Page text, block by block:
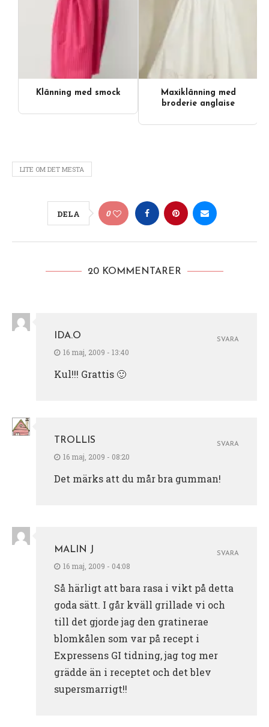
Videoinnehåll
Klänning med smock
Maxiklänning med
broderie anglaise
LITE OM DET MESTA
DELA 0
20 KOMMENTARER
IDA.O
16 maj, 2009 - 13:40
Kul!!! Grattis 🙂
SVARA
TROLLIS
16 maj, 2009 - 08:20
Det märks att du mår bra gumman!
SVARA
MALIN J
16 maj, 2009 - 04:08
Så härligt att bara rasa i vikt på detta
goda sätt. I går kväll grillade vi och
till det gjorde jag den gratinerae
blomkålen som var på recept i
Expressens GI tidning, jag tog mer
grädde än i receptet och det blev
supersmarrigt!!
SVARA